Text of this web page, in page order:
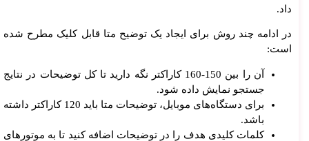
داد.
در ادامه چند روش برای ایجاد یک توضیح متا قابل کلیک مطرح شده
است:
آن را بین 150-160 کاراکتر نگه دارید تا کل توضیحات در نتایج
جستجو نمایش داده شود.
برای دستگاه‌های موبایل، توضیحات متا باید 120 کاراکتر داشته
باشد.
کلمات کلیدی هدف را در توضیحات اضافه کنید تا به موتورهای